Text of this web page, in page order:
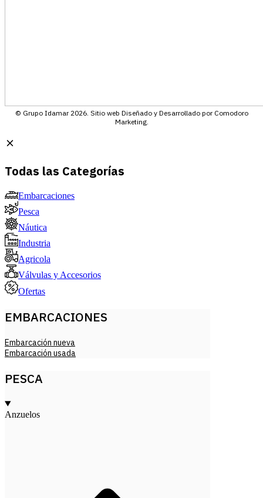
© Grupo Idamar 2026. Sitio web Diseñado y Desarrollado por Comodoro
Marketing.
Todas las Categorías
Embarcaciones
Pesca
Náutica
Industria
Agricola
Válvulas y Accesorios
Ofertas
EMBARCACIONES
Embarcación nueva
Embarcación usada
PESCA
Anzuelos